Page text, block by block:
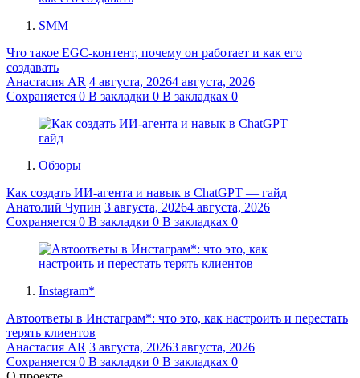
SMM
Что такое EGC-контент, почему он работает и как его
создавать
Анастасия AR 4 августа, 20264 августа, 2026
Сохраняется 0 В закладки 0 В закладках 0
Обзоры
Как создать ИИ-агента и навык в ChatGPT — гайд
Анатолий Чупин 3 августа, 20264 августа, 2026
Сохраняется 0 В закладки 0 В закладках 0
Instagram*
Автоответы в Инстаграм*: что это, как настроить и перестать
терять клиентов
Анастасия AR 3 августа, 20263 августа, 2026
Сохраняется 0 В закладки 0 В закладках 0